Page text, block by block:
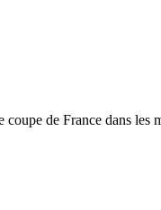
de France dans les